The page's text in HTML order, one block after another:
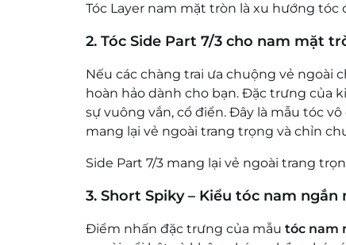
Tóc Layer nam mặt tròn là xu hướng
2. Tóc Side Part 7/3 cho nam mặt
Nếu các chàng trai ưa chuộng vẻ ngoài
hoàn hảo dành cho bạn. Đặc trưng của
sự vuông vắn, cổ điển. Đây là mẫu tóc
mang lại vẻ ngoài trang trọng và chỉn
Side Part 7/3 mang lại vẻ ngoài trang
3. Short Spiky – Kiểu tóc nam
Điểm nhấn đặc trưng của mẫu tóc nam